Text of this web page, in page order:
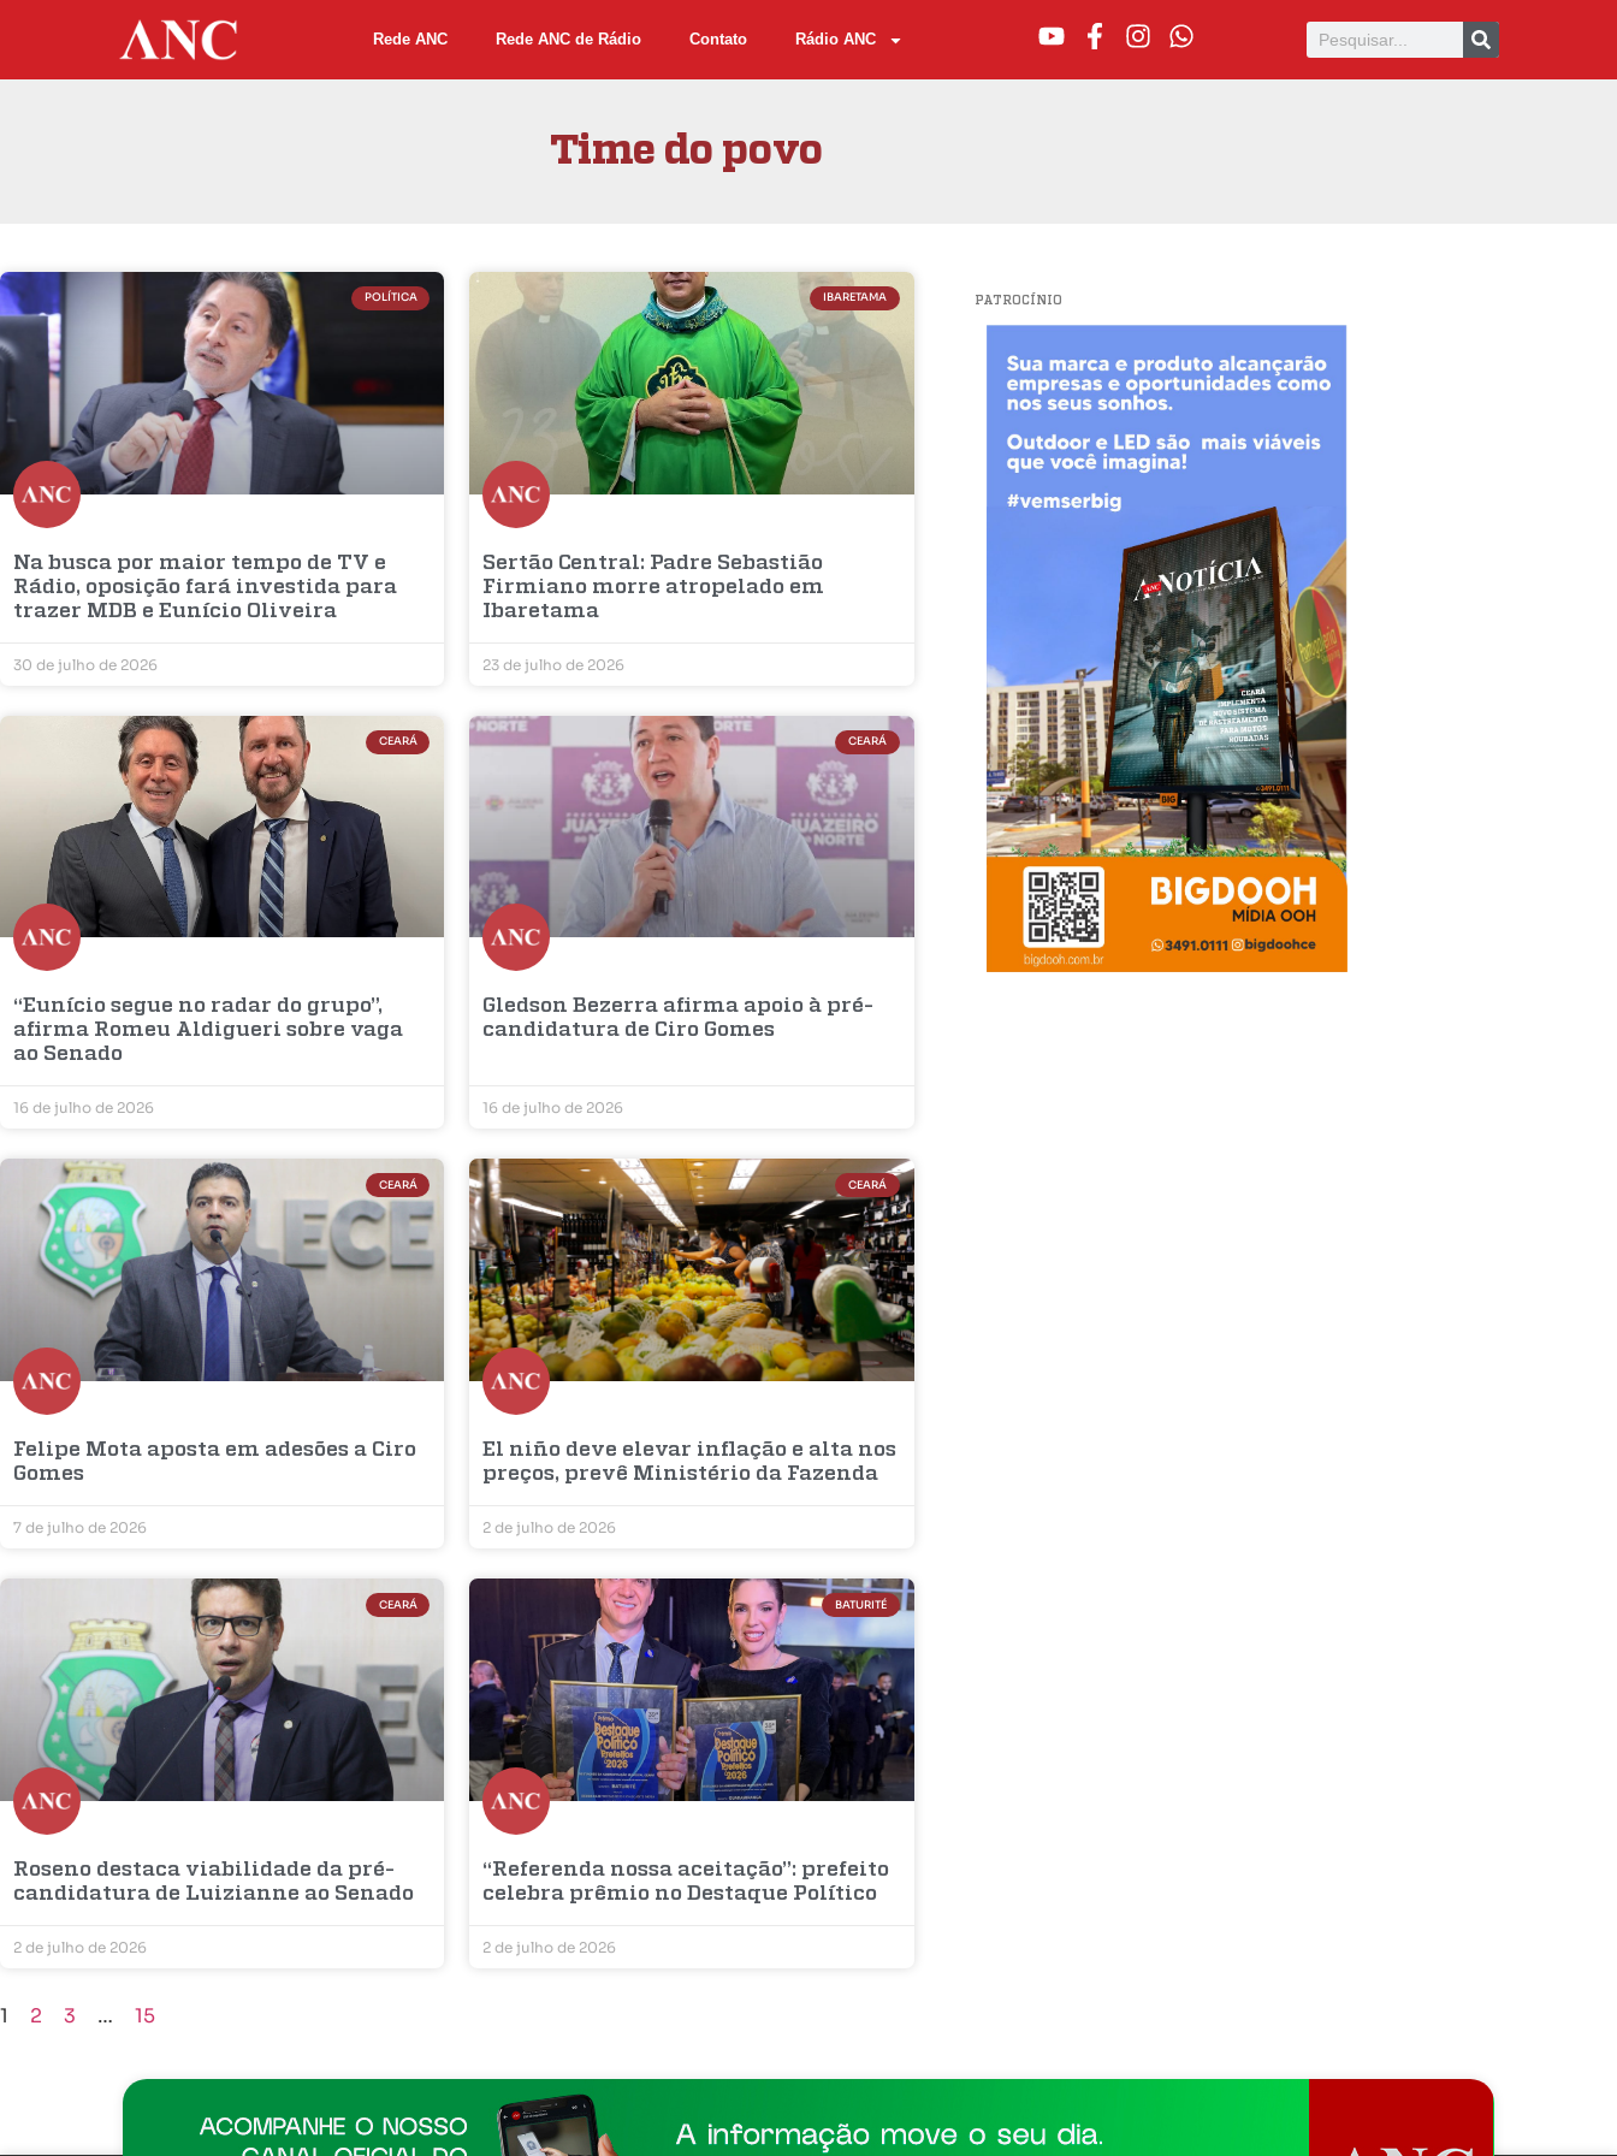
Rede ANC Rede ANC de Rádio Contato Rádio ANC
Time do povo
POLÍTICA
Na busca por maior tempo de TV e
Rádio, oposição fará investida para
trazer MDB e Eunício Oliveira
30 de julho de 2026
IBARETAMA
Sertão Central: Padre Sebastião
Firmiano morre atropelado em
Ibaretama
23 de julho de 2026
CEARÁ
“Eunício segue no radar do grupo”,
afirma Romeu Aldigueri sobre vaga
ao Senado
16 de julho de 2026
CEARÁ
Gledson Bezerra afirma apoio à pré-
candidatura de Ciro Gomes
16 de julho de 2026
CEARÁ
Felipe Mota aposta em adesões a Ciro
Gomes
7 de julho de 2026
CEARÁ
El niño deve elevar inflação e alta nos
preços, prevê Ministério da Fazenda
2 de julho de 2026
CEARÁ
Roseno destaca viabilidade da pré-
candidatura de Luizianne ao Senado
2 de julho de 2026
BATURITÉ
“Referenda nossa aceitação”: prefeito
celebra prêmio no Destaque Político
2 de julho de 2026
1 2 3 … 15
PATROCÍNIO